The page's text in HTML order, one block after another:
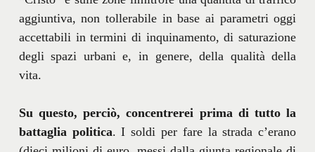
aggiuntiva, non tollerabile in base ai parametri oggi
accettabili in termini di inquinamento, di saturazione
degli spazi urbani e, in genere, della qualità della
vita.
Su questo, perciò, concentrerei prima di tutto la
battaglia politica. I soldi per fare la strada c’erano